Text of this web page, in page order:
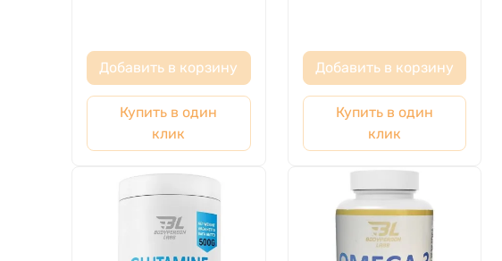
Добавить в корзину
Купить в один
клик
Добавить в корзину
Купить в один
клик